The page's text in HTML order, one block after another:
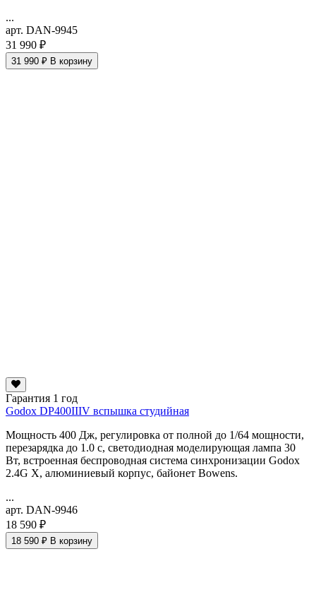
...
арт. DAN-9945
31 990 ₽
31 990 ₽ В корзину
Гарантия 1 год
Godox DP400IIIV вспышка студийная
Мощность 400 Дж, регулировка от полной до 1/64 мощности,
перезарядка до 1.0 с, светодиодная моделирующая лампа 30
Вт, встроенная беспроводная система синхронизации Godox
2.4G X, алюминиевый корпус, байонет Bowens.
...
арт. DAN-9946
18 590 ₽
18 590 ₽ В корзину